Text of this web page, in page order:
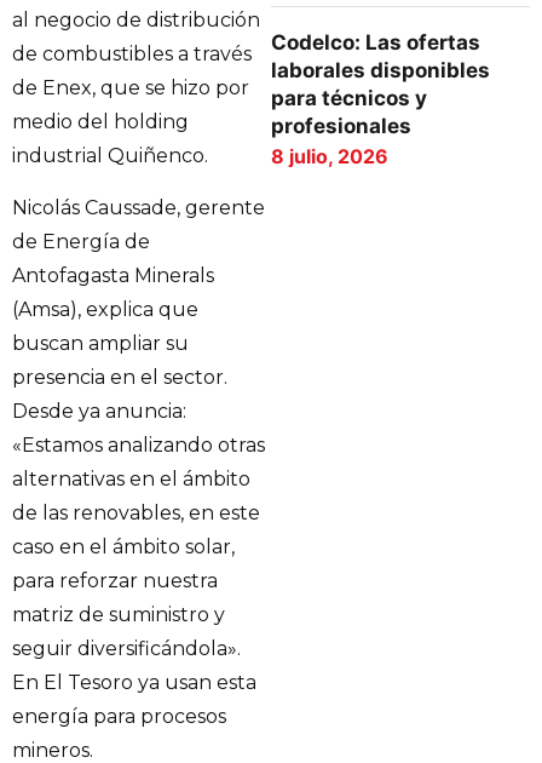
al negocio de distribución
de combustibles a través
de Enex, que se hizo por
medio del holding
industrial Quiñenco.
Nicolás Caussade, gerente
de Energía de
Antofagasta Minerals
(Amsa), explica que
buscan ampliar su
presencia en el sector.
Desde ya anuncia:
«Estamos analizando otras
alternativas en el ámbito
de las renovables, en este
caso en el ámbito solar,
para reforzar nuestra
matriz de suministro y
seguir diversificándola».
En El Tesoro ya usan esta
energía para procesos
mineros.
Codelco: Las ofertas
laborales disponibles
para técnicos y
profesionales
8 julio, 2026